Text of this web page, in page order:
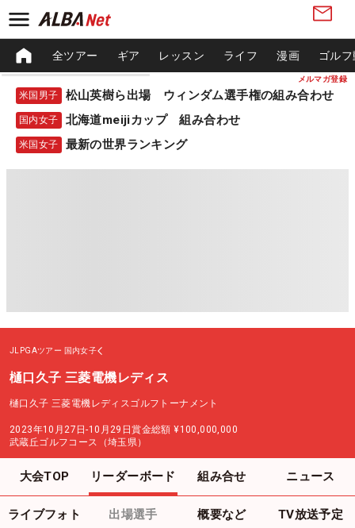
メルマガ登録
全ツアー ギア レッスン ライフ 漫画 ゴル
米国男子 松山英樹ら出場 ウィンダム選手権の組み合わせ
国内女子 北海道meijiカップ 組み合わせ
米国女子 最新の世界ランキング
JLPGAツアー 国内女子
樋口久子 三菱電機レディス
樋口久子 三菱電機レディスゴルフトーナメント
2023年10月27日-10月29日賞金総額 ¥100,000,000
武蔵丘ゴルフコース（埼玉県）
大会TOP リーダーボード 組み合せ ニュース
ライブフォト 出場選手 概要など TV放送予定